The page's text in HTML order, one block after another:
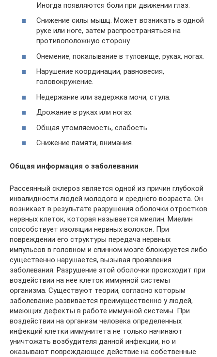
Иногда появляются боли при движении глаз.
Снижение силы мышц. Может возникать в одной
руке или ноге, затем распространяться на
противоположную сторону.
Онемение, покалывание в туловище, руках, ногах.
Нарушение координации, равновесия,
головокружение.
Недержание или задержка мочи, стула.
Дрожание в руках или ногах.
Общая утомляемость, слабость.
Снижение памяти, внимания.
Общая информация о заболевании
Рассеянный склероз является одной из причин глубокой
инвалидности людей молодого и среднего возраста. Он
возникает в результате разрушения оболочки отростков
нервных клеток, которая называется миелин. Миелин
способствует изоляции нервных волокон. При
повреждении его структуры передача нервных
импульсов в головном и спинном мозге блокируется либо
существенно нарушается, вызывая проявления
заболевания. Разрушение этой оболочки происходит при
воздействии на нее клеток иммунной системы
организма. Существуют теории, согласно которым
заболевание развивается преимущественно у людей,
имеющих дефекты в работе иммунной системы. При
воздействии на организм человека определенных
инфекций клетки иммунитета не только начинают
уничтожать возбудителя данной инфекции, но и
оказывают повреждающее действие на собственные